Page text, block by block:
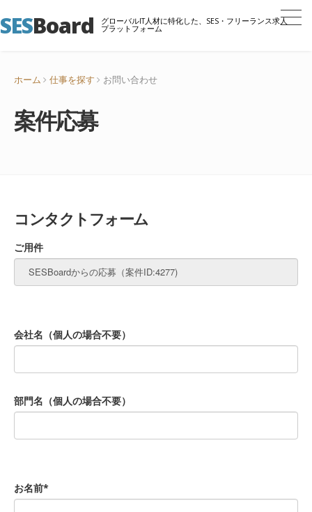
SESBoard グローバルIT人材に特化した、SES・フリーランス求人
プラットフォーム
ホーム 仕事を探す お問い合わせ
案件応募
コンタクトフォーム
ご用件
会社名（個人の場合不要）
部門名（個人の場合不要）
お名前*